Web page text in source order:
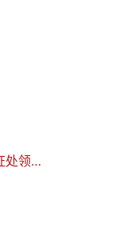
凭借公证书（两到三月前办的）到公证处领取公证函及密封信封吗？用于办双认证